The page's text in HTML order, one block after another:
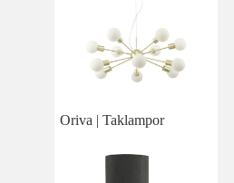
Oriva | Taklampor